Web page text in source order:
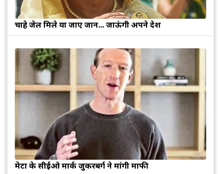
चाहे जेल मिले या जाए जान... जाऊंगी अपने देश
मेटा के सीईओ मार्क जुकरबर्ग ने मांगी माफी